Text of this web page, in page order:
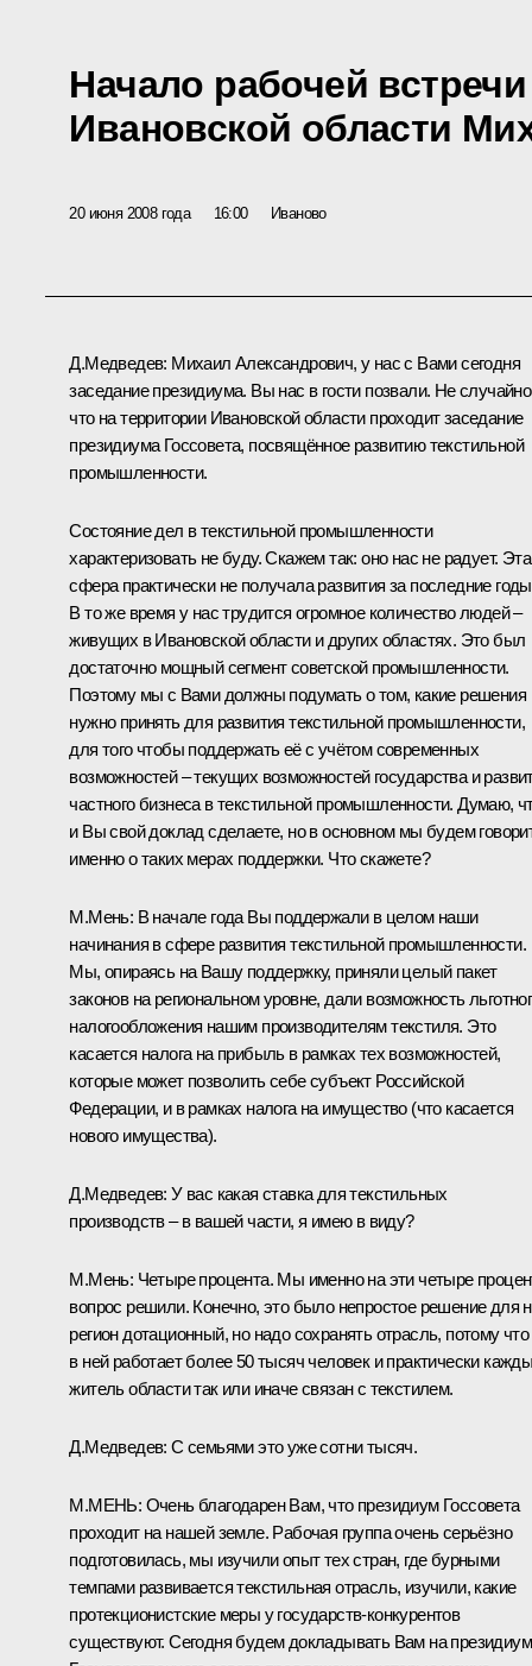
Начало рабочей
Ивановской области
20 июня 2008 года 16:00 Иваново
Д.Медведев: Михаил Александрович, у нас с Вами сегодня
заседание президиума. Вы нас в гости позвали. Не
что на территории Ивановской области проходит заседание
президиума Госсовета, посвящённое развитию текстильной
промышленности.
Состояние дел в текстильной промышленности
характеризовать не буду. Скажем так: оно нас не радует. Эта
сфера практически не получала развития за последние
В то же время у нас трудится огромное количество людей –
живущих в Ивановской области и других областях. Это был
достаточно мощный сегмент советской промышленности.
Поэтому мы с Вами должны подумать о том, какие решения
нужно принять для развития текстильной промышленности,
для того чтобы поддержать её с учётом современных
возможностей – текущих возможностей государства и
частного бизнеса в текстильной промышленности. Думаю,
и Вы свой доклад сделаете, но в основном мы будем
именно о таких мерах поддержки. Что скажете?
М.Мень: В начале года Вы поддержали в целом наши
начинания в сфере развития текстильной промышленности.
Мы, опираясь на Вашу поддержку, приняли целый пакет
законов на региональном уровне, дали возможность
налогообложения нашим производителям текстиля. Это
касается налога на прибыль в рамках тех возможностей,
которые может позволить себе субъект Российской
Федерации, и в рамках налога на имущество (что касается
нового имущества).
Д.Медведев: У вас какая ставка для текстильных
производств – в вашей части, я имею в виду?
М.Мень: Четыре процента. Мы именно на эти четыре
вопрос решили. Конечно, это было непростое решение для
регион дотационный, но надо сохранять отрасль, потому что
в ней работает более 50 тысяч человек и практически
житель области так или иначе связан с текстилем.
Д.Медведев: С семьями это уже сотни тысяч.
М.МЕНЬ: Очень благодарен Вам, что президиум Госсовета
проходит на нашей земле. Рабочая группа очень серьёзно
подготовилась, мы изучили опыт тех стран, где бурными
темпами развивается текстильная отрасль, изучили, какие
протекционистские меры у государств-конкурентов
существуют. Сегодня будем докладывать Вам на